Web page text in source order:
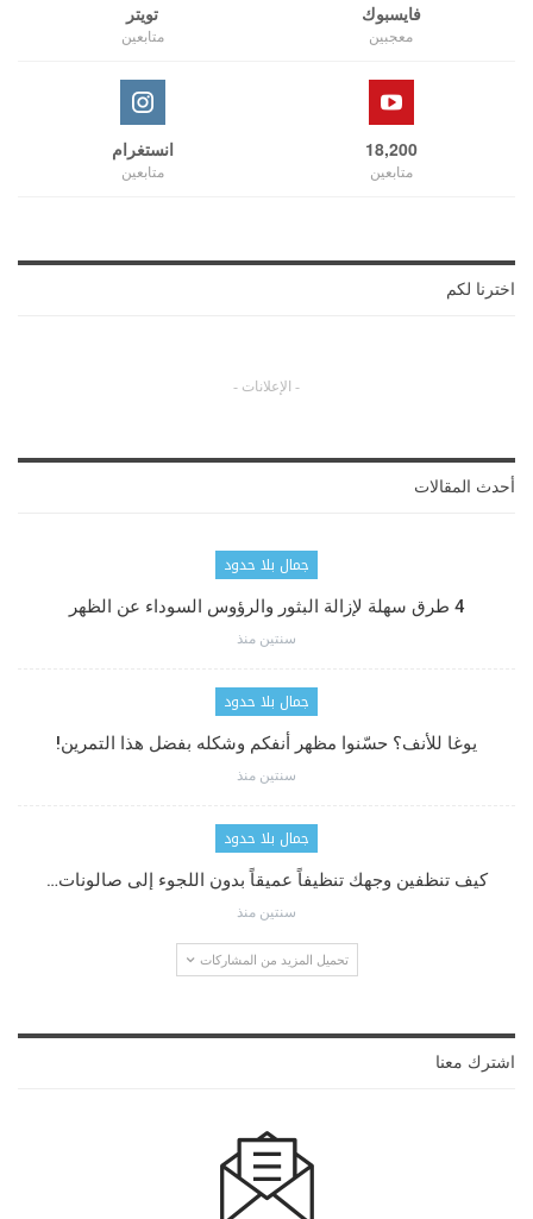
فايسبوك
معجبين
تويتر
متابعين
18,200
متابعين
انستغرام
متابعين
اخترنا لكم
- الإعلانات -
أحدث المقالات
جمال بلا حدود
4 طرق سهلة لإزالة البثور والرؤوس السوداء عن الظهر
سنتين منذ
جمال بلا حدود
يوغا للأنف؟ حسّنوا مظهر أنفكم وشكله بفضل هذا التمرين!
سنتين منذ
جمال بلا حدود
كيف تنظفين وجهك تنظيفاً عميقاً بدون اللجوء إلى صالونات…
سنتين منذ
تحميل المزيد من المشاركات
اشترك معنا